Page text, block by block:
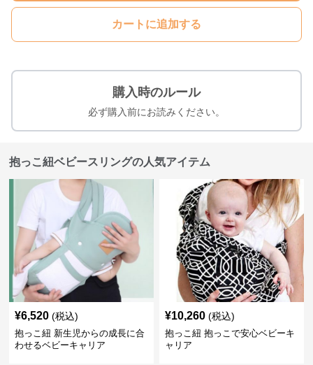
カートに追加する
購入時のルール
必ず購入前にお読みください。
抱っこ紐ベビースリングの人気アイテム
¥6,520 (税込)
抱っこ紐 新生児からの成長に合
わせるベビーキャリア
¥10,260 (税込)
抱っこ紐 抱っこで安心ベビーキ
ャリア